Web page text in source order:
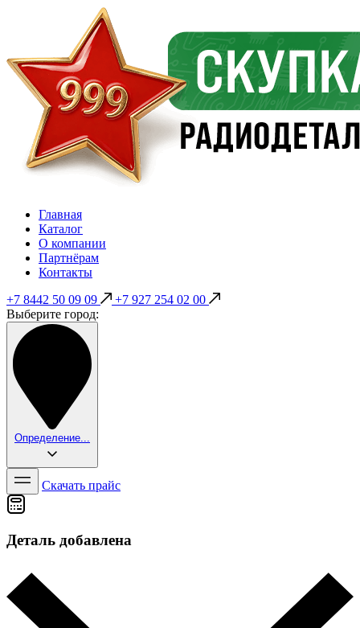
Главная
Каталог
О компании
Партнёрам
Контакты
+7 8442 50 09 09
+7 927 254 02 00
Выберите город:
Определение...
Скачать прайс
Деталь добавлена